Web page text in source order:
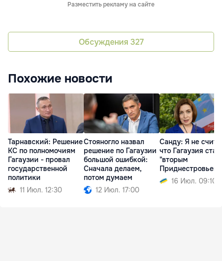
Разместить рекламу на сайте
Обсуждения 327
Похожие новости
Тарнавский: Решение
КС по полномочиям
Гагаузии - провал
государственной
политики
11 Июл. 12:30
Стояногло назвал
решение по Гагаузии
большой ошибкой:
Сначала делаем,
потом думаем
12 Июл. 17:00
Санду: Я не
что Гагаузия
"вторым
Приднестровьем"
16 Июл. 09:10